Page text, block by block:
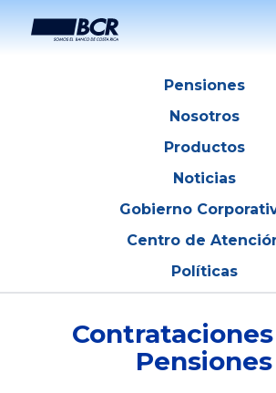
Pensiones
Nosotros
Productos
Noticias
Gobierno
Centro de
Políticas
Contrataciones
Pensiones